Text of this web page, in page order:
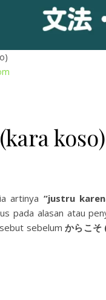
koso)
artinya “justru
pada alasan atau
sebelum からこ